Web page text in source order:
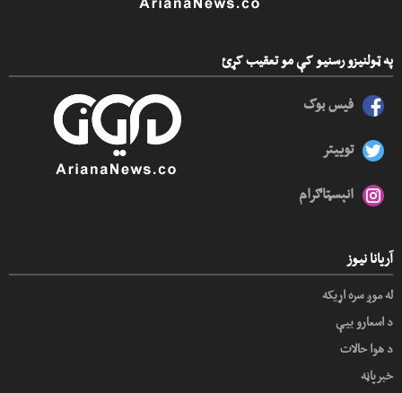
په ټولنیزو رسنیو کې مو تعقیب کړئ
فیس بوک
توییتر
انېسټاګرام
آریانا نیوز
له موږ سره اړیکه
د اسعارو بیې
د هوا حالات
خبرپاڼه